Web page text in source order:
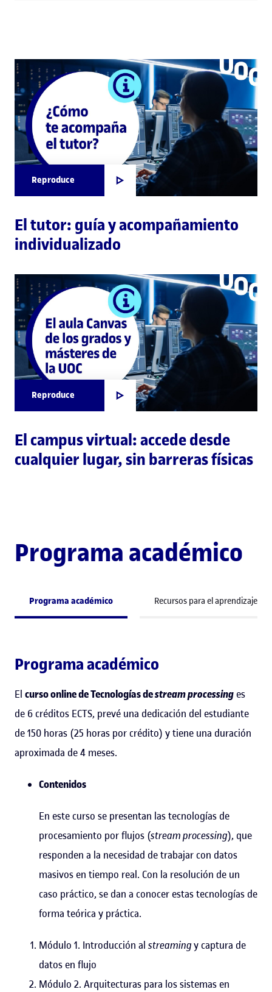
Reproduce
El tutor: guía y acompañamiento
individualizado
Reproduce
El campus virtual: accede desde
cualquier lugar, sin barreras físicas
Programa académico
Programa académico Recursos para el aprendizaje
Programa académico
El curso online de Tecnologías destream processinges
de 6 créditos ECTS, prevé una dedicación del estudiante
de 150 horas (25 horas por crédito) y tiene una duración
aproximada de 4 meses.
Contenidos
En este curso se presentan las tecnologías de
procesamiento por flujos (stream processing), que
responden a la necesidad de trabajar con datos
masivos en tiempo real. Con la resolución de un
caso práctico, se dan a conocer estas tecnologías de
forma teórica y práctica.
Módulo 1. Introducción al streamingy captura de
datos en flujo
Módulo 2. Arquitecturas para los sistemas en